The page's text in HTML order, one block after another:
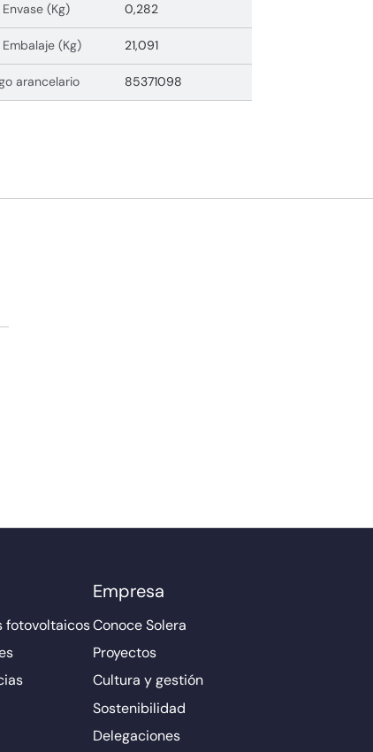
Envase (Kg) 0,282
Embalaje (Kg) 21,091
arancelario 85371098
fotovoltaicos
Empresa
Conoce Solera
Proyectos
Cultura y gestión
Sostenibilidad
Delegaciones